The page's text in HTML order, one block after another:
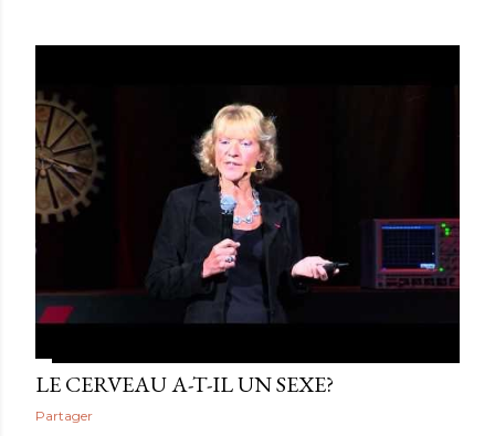
LE CERVEAU A-T-IL UN SEXE?
Partager